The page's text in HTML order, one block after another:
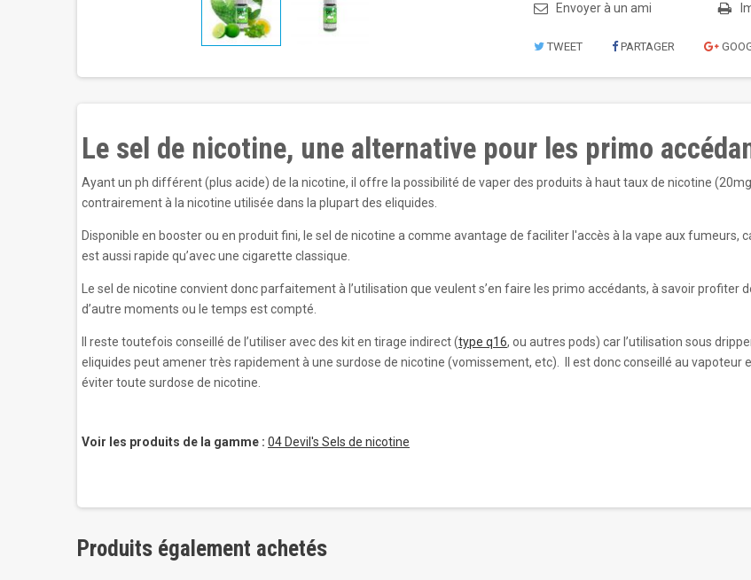
Envoyer à un ami
TWEET PARTAGER
Le sel de nicotine, une alternative pour les primo
Ayant un ph différent (plus acide) de la nicotine, il offre la possibilité de vaper des produits à haut taux de nicotine
contrairement à la nicotine utilisée dans la plupart des eliquides.
Disponible en booster ou en produit fini, le sel de nicotine a comme avantage de faciliter l'accès à la vape aux fumeurs,
est aussi rapide qu’avec une cigarette classique.
Le sel de nicotine convient donc parfaitement à l’utilisation que veulent s’en faire les primo accédants, à savoir profiter
d’autre moments ou le temps est compté.
Il reste toutefois conseillé de l’utiliser avec des kit en tirage indirect (type q16, ou autres pods) car l’utilisation sous
eliquides peut amener très rapidement à une surdose de nicotine (vomissement, etc). Il est donc conseillé au
éviter toute surdose de nicotine.
Voir les produits de la gamme : 04 Devil's Sels de nicotine
Produits également achetés